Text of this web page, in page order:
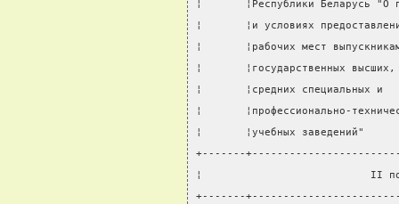
¦       ¦Республики Беларусь "О
¦       ¦и условиях
¦       ¦рабочих мест
¦       ¦государственных
¦       ¦средних
¦       ¦профессионально-
¦       ¦учебных
+-------
¦                           II
+-------